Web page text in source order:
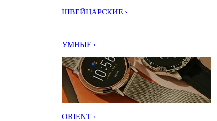
ШВЕЙЦАРСКИЕ ›
УМНЫЕ ›
ORIENT ›